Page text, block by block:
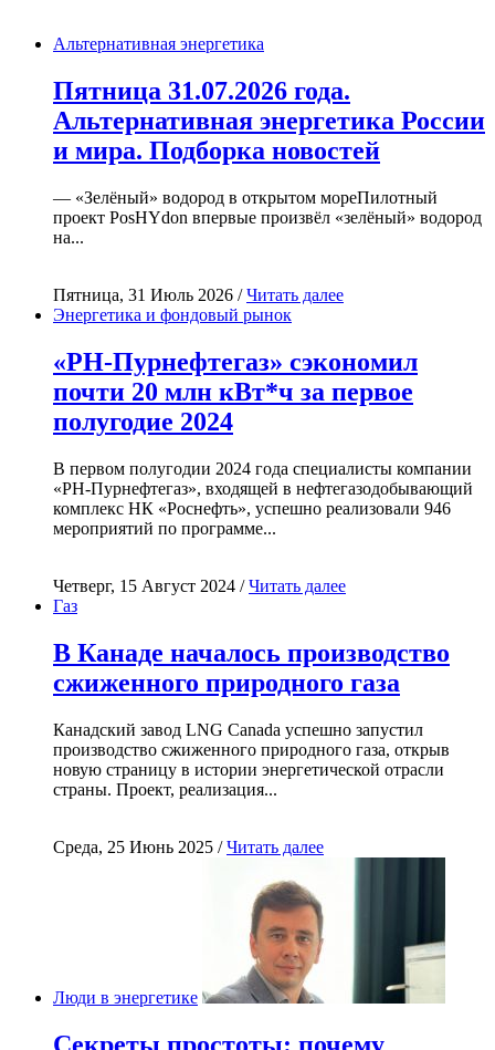
Альтернативная энергетика
Пятница 31.07.2026 года.
Альтернативная энергетика России
и мира. Подборка новостей
— «Зелёный» водород в открытом мореПилотный
проект PosHYdon впервые произвёл «зелёный» водород
на...
Пятница, 31 Июль 2026 /Читать далее
Энергетика и фондовый рынок
«РН-Пурнефтегаз» сэкономил
почти 20 млн кВт*ч за первое
полугодие 2024
В первом полугодии 2024 года специалисты компании
«РН-Пурнефтегаз», входящей в нефтегазодобывающий
комплекс НК «Роснефть», успешно реализовали 946
мероприятий по программе...
Четверг, 15 Август 2024 /Читать далее
Газ
В Канаде началось производство
сжиженного природного газа
Канадский завод LNG Canada успешно запустил
производство сжиженного природного газа, открыв
новую страницу в истории энергетической отрасли
страны. Проект, реализация...
Среда, 25 Июнь 2025 /Читать далее
Люди в энергетике
Секреты простоты: почему